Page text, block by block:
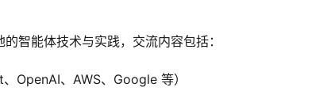
智能体技术与实践，交流内容包括：
OpenAI、AWS、Google 等）